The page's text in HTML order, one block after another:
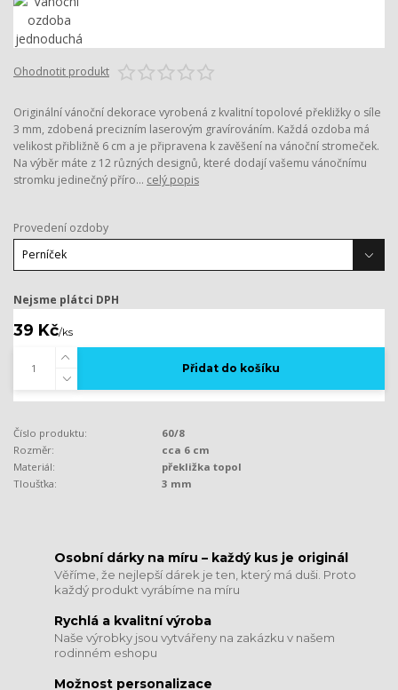
Ohodnotit produkt
Originální vánoční dekorace vyrobená z kvalitní topolové překližky o síle
3 mm, zdobená precizním laserovým gravírováním. Každá ozdoba má
velikost přibližně 6 cm a je připravena k zavěšení na vánoční stromeček.
Na výběr máte z 12 různých designů, které dodají vašemu vánočnímu
stromku jedinečný příro... celý popis
Provedení ozdoby
Nejsme plátci DPH
39 Kč/ks
Přidat do košíku
Číslo produktu:
60/8
Rozměr:
cca 6 cm
Materiál:
překližka topol
Tloušťka:
3 mm
​​​​​​​Osobní dárky na míru – každý kus je originál
Věříme, že nejlepší dárek je ten, který má duši. Proto
každý produkt vyrábíme na míru
Rychlá a kvalitní výroba
Naše výrobky jsou vytvářeny na zakázku v našem
rodinném eshopu
Možnost personalizace